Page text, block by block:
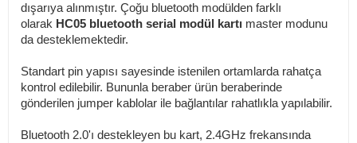
dışarıya alınmıştır. Çoğu bluetooth modülden farklı
olarak HC05 bluetooth serial modül kartı master modunu
da desteklemektedir.
Standart pin yapısı sayesinde istenilen ortamlarda rahatça
kontrol edilebilir. Bununla beraber ürün beraberinde
gönderilen jumper kablolar ile bağlantılar rahatlıkla yapılabilir.
Bluetooth 2.0'ı destekleyen bu kart, 2.4GHz frekansında